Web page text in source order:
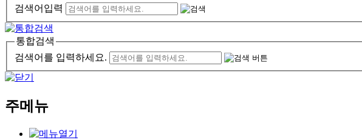
검색어입력
통합검색
검색어를 입력하세요.
주메뉴